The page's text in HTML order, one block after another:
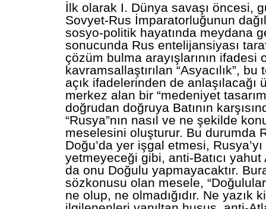
İlk olarak I. Dünya savaşı öncesi,
Sovyet-Rus İmparatorluğunun
sosyo-politik hayatında meydana
sonucunda Rus entelijansiyası
çözüm bulma arayışlarının ifadesi
kavramsallaştırılan “Asyacılık”,
açık ifadelerinden de anlaşılacağı
merkez alan bir “medeniyet
doğrudan doğruya Batının
“Rusya”nın nasıl ve ne şekilde
meselesini oluşturur. Bu durumda
Doğu’da yer işgal etmesi,
yetmeyeceği gibi, anti-Batıcı yahut
da onu Doğulu yapmayacaktır.
sözkonusu olan mesele,
ne olup, ne olmadığıdır. Ne yazık